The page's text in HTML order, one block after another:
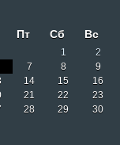
Пт Сб Вс
1
2
7 8
9
14 15
16
21 22
23
28 29
30